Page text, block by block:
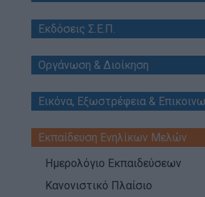
Τι κάνουμε
Η Προσκοπική Μέθοδος
Μάθηση στην Πράξη
Στόχοι Βιώσιμης Ανάπτυξης
Earth Tribe
Ομάδα Διάσωσης Άγριας Ζωής
Εκδόσεις Σ.Ε.Π.
Οργάνωση & Διοίκηση
Εικόνα, Εξωστρέφεια &
Εκπαίδευση Ενηλίκων Μελών
Ημερολόγιο Εκπαιδεύσεων
Κανονιστικό Πλαίσιο